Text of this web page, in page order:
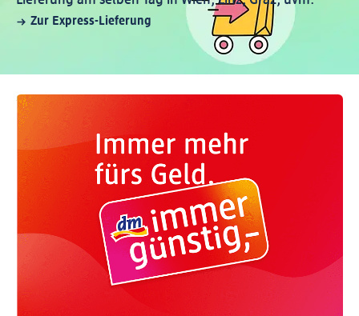
Zur Express-Lieferung